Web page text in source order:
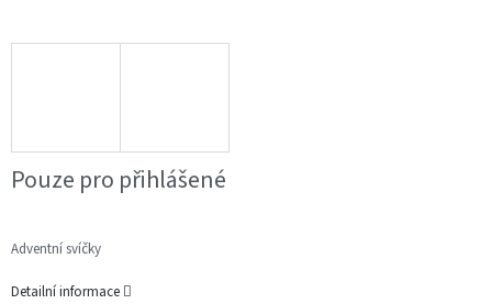
Pouze pro přihlášené
Adventní svíčky
Detailní informace